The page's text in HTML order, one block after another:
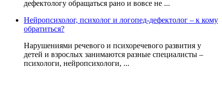
дефектологу обращаться рано и вовсе не ...
Нейропсихолог, психолог и логопед-дефектолог – к кому
обратиться?
Нарушениями речевого и психоречевого развития у
детей и взрослых занимаются разные специалисты –
психологи, нейропсихологи, ...